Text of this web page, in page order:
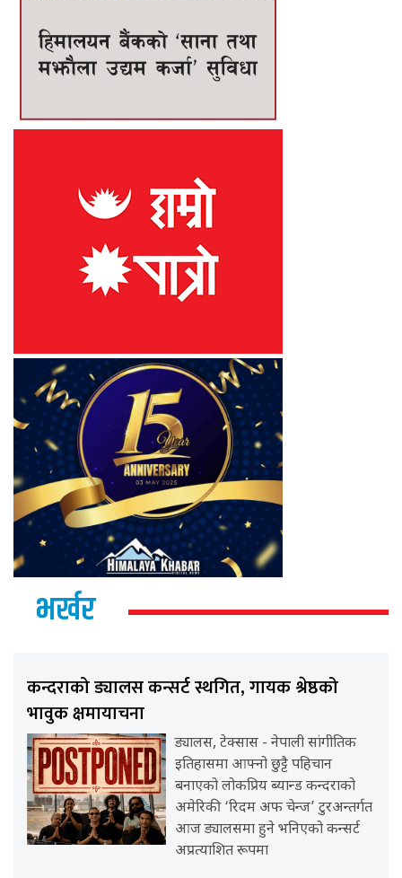
भर्खर
कन्दराको ड्यालस कन्सर्ट स्थगित, गायक श्रेष्ठको
भावुक क्षमायाचना
ड्यालस, टेक्सास - नेपाली सांगीतिक
इतिहासमा आफ्नो छुट्टै पहिचान
बनाएको लोकप्रिय ब्यान्ड कन्दराको
अमेरिकी ‘रिदम अफ चेन्ज’ टुरअन्तर्गत
आज ड्यालसमा हुने भनिएको कन्सर्ट
अप्रत्याशित रूपमा